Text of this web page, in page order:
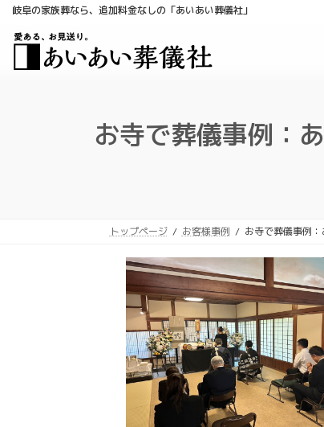
岐阜の家族葬なら、追加料金なしの「あいあい葬儀社」
お寺で葬儀事例：
トップページ お客様事例 お寺で葬儀事例